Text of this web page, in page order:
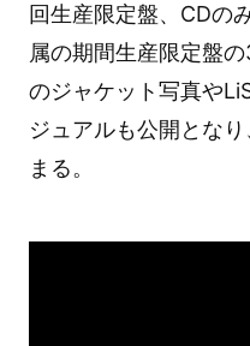
回生産限定盤、CDの
属の期間生産限定盤
のジャケット写真や
ジュアルも公開とな
まる。